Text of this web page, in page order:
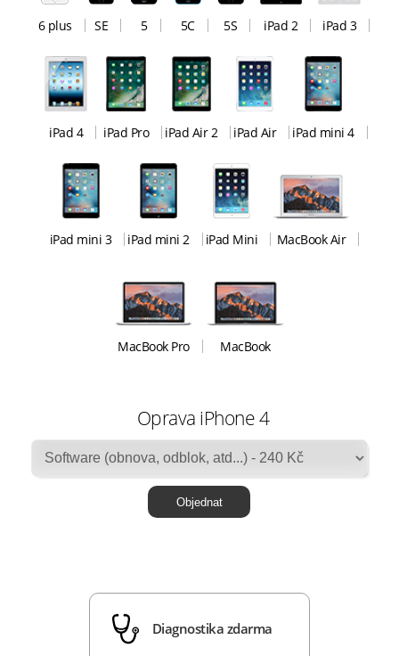
6 plus SE 5 5C 5S iPad 2 iPad 3
iPad 4 iPad Pro iPad Air 2 iPad Air iPad mini 4
iPad mini 3 iPad mini 2 iPad Mini MacBook Air
MacBook Pro MacBook
Oprava iPhone 4
Diagnostika zdarma